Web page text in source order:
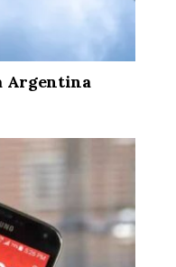
Argentina